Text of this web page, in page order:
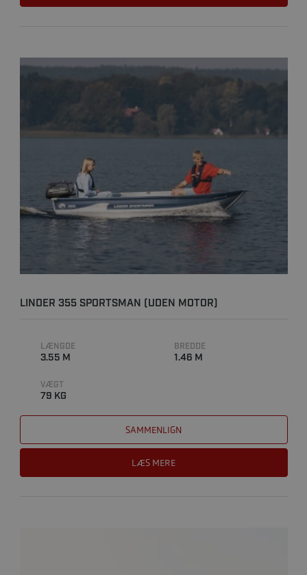
LINDER 355 SPORTSMAN (UDEN MOTOR)
LÆNGDE
3.55 M
BREDDE
1.46 M
VÆGT
79 KG
SAMMENLIGN
LÆS MERE